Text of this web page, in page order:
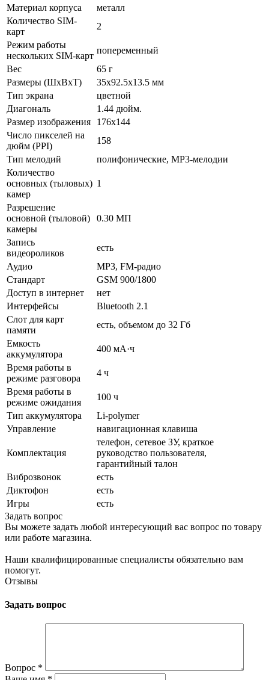
Материал корпуса
металл
Количество SIM-
карт
2
Режим работы
нескольких SIM-карт
попеременный
Вес
65 г
Размеры (ШxВxТ)
35x92.5x13.5 мм
Тип экрана
цветной
Диагональ
1.44 дюйм.
Размер изображения
176x144
Число пикселей на
дюйм (PPI)
158
Тип мелодий
полифонические, MP3-мелодии
Количество
основных (тыловых)
камер
1
Разрешение
основной (тыловой)
камеры
0.30 МП
Запись
видеороликов
есть
Аудио
MP3, FM-радио
Стандарт
GSM 900/1800
Доступ в интернет
нет
Интерфейсы
Bluetooth 2.1
Слот для карт
памяти
есть, объемом до 32 Гб
Емкость
аккумулятора
400 мА·ч
Время работы в
режиме разговора
4 ч
Время работы в
режиме ожидания
100 ч
Тип аккумулятора
Li-polymer
Управление
навигационная клавиша
Комплектация
телефон, сетевое ЗУ, краткое
руководство пользователя,
гарантийный талон
Виброзвонок
есть
Диктофон
есть
Игры
есть
Задать вопрос
Вы можете задать любой интересующий вас вопрос по товару
или работе магазина.
Наши квалифицированные специалисты обязательно вам
помогут.
Отзывы
Задать вопрос
Вопрос *